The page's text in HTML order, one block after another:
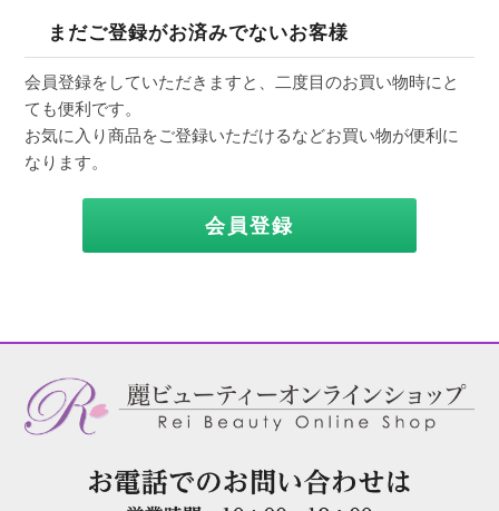
まだご登録がお済みでないお客様
会員登録をしていただきますと、二度目のお買い物時にと
ても便利です。
お気に入り商品をご登録いただけるなどお買い物が便利に
なります。
会員登録